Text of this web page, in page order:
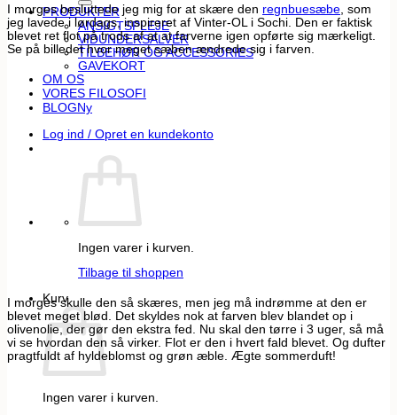
PRODUKTER
ANSIGTSPLEJE
VIDUNDERSALVER
TILBEHØR OG ACCESSORIES
GAVEKORT
OM OS
VORES FILOSOFI
BLOG
Log ind / Opret en kundekonto
Ingen varer i kurven.
Tilbage til shoppen
Kurv
Ingen varer i kurven.
I morges besluttede jeg mig for at skære den regnbuesæbe, som
jeg lavede i lørdags, inspireret af Vinter-OL i Sochi. Den er faktisk
blevet ret flot på trods af at at farverne igen opførte sig mærkeligt.
Se på billedet hvor meget sæben ændrede sig i farven.
I morges skulle den så skæres, men jeg må indrømme at den er
blevet meget blød. Det skyldes nok at farven blev blandet op i
olivenolie, der gør den ekstra fed. Nu skal den tørre i 3 uger, så må
vi se hvordan den så virker. Flot er den i hvert fald blevet. Og dufter
pragtfuldt af hyldeblomst og grøn æble. Ægte sommerduft!